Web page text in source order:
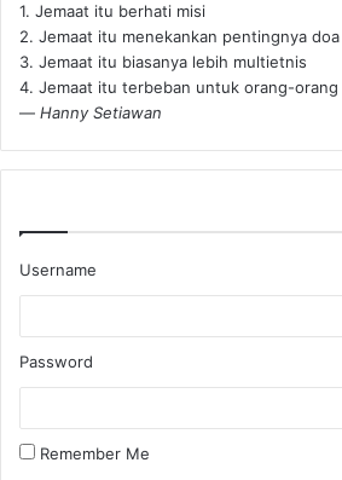
1. Jemaat itu berhati misi
2. Jemaat itu menekankan pentingnya doa
3. Jemaat itu biasanya lebih multietnis
4. Jemaat itu terbeban untuk orang-orang
— Hanny Setiawan
Username
Password
Remember Me